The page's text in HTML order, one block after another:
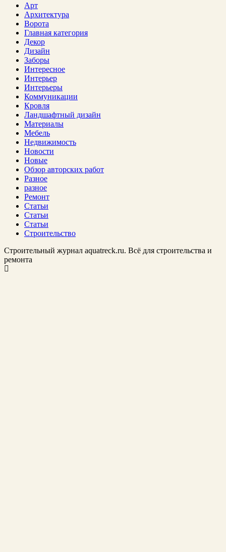
Арт
Архитектура
Ворота
Главная категория
Декор
Дизайн
Заборы
Интересное
Интерьер
Интерьеры
Коммуникации
Кровля
Ландшафтный дизайн
Материалы
Мебель
Недвижимость
Новости
Новые
Обзор авторских работ
Разное
разное
Ремонт
Статьи
Статьи
Статьи
Строительство
Строительный журнал aquatreck.ru. Всё для строительства и
ремонта